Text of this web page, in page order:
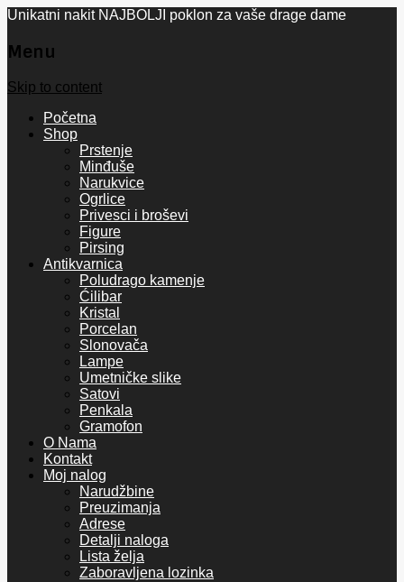
Unikatni nakit NAJBOLJI poklon za vaše drage dame
Menu
Skip to content
Početna
Shop
Prstenje
Minđuše
Narukvice
Ogrlice
Privesci i broševi
Figure
Pirsing
Antikvarnica
Poludrago kamenje
Ćilibar
Kristal
Porcelan
Slonovača
Lampe
Umetničke slike
Satovi
Penkala
Gramofon
O Nama
Kontakt
Moj nalog
Narudžbine
Preuzimanja
Adrese
Detalji naloga
Lista želja
Zaboravljena lozinka